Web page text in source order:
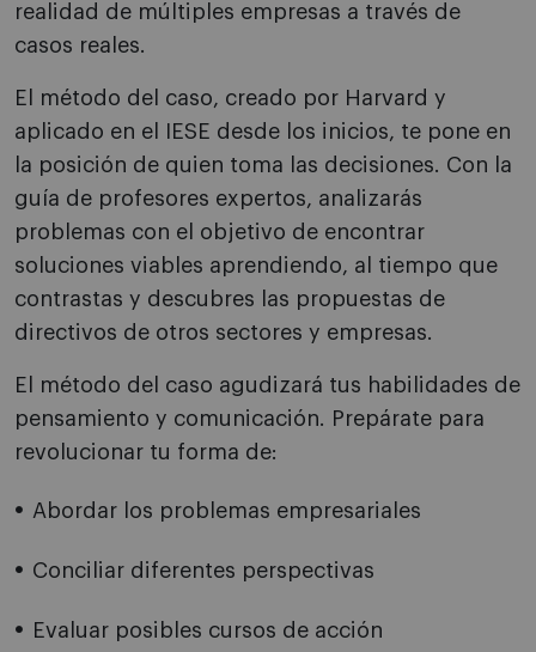
realidad de múltiples empresas a través de
casos reales.
El método del caso, creado por Harvard y
aplicado en el IESE desde los inicios, te pone en
la posición de quien toma las decisiones. Con la
guía de profesores expertos, analizarás
problemas con el objetivo de encontrar
soluciones viables aprendiendo, al tiempo que
contrastas y descubres las propuestas de
directivos de otros sectores y empresas.
El método del caso agudizará tus habilidades de
pensamiento y comunicación. Prepárate para
revolucionar tu forma de:
Abordar los problemas empresariales
Conciliar diferentes perspectivas
Evaluar posibles cursos de acción